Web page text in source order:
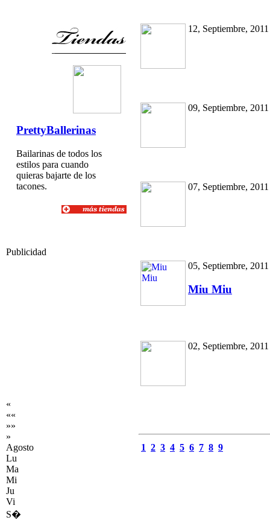
PrettyBallerinas
Bailarinas de todos los
estilos para cuando
quieras bajarte de los
tacones.
Publicidad
«
««
»»
»
Agosto
Lu
Ma
Mi
Ju
Vi
S�
12, Septiembre, 2011
09, Septiembre, 2011
07, Septiembre, 2011
05, Septiembre, 2011
Miu Miu
02, Septiembre, 2011
1 2 3 4 5 6 7 8 9